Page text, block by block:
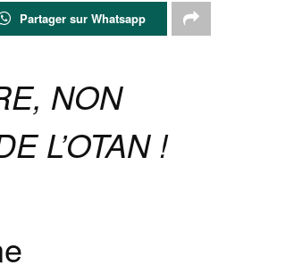
Partager sur Whatsapp
NON
L’OTAN !